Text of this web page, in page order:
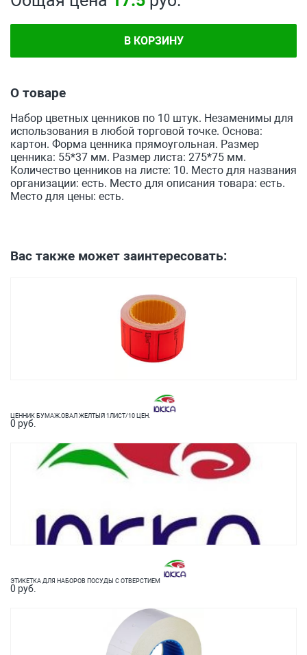
В КОРЗИНУ
О товаре
Набор цветных ценников по 10 штук. Незаменимы для
использования в любой торговой точке. Основа:
картон. Форма ценника прямоугольная. Размер
ценника: 55*37 мм. Размер листа: 275*75 мм.
Количество ценников на листе: 10. Место для названия
организации: есть. Место для описания товара: есть.
Место для цены: есть.
Вас также может заинтересовать:
ЦЕННИК БУМАЖ.ОВАЛ ЖЕЛТЫЙ 1ЛИСТ/10 ЦЕН.
0 руб.
ЭТИКЕТКА ДЛЯ НАБОРОВ ПОСУДЫ С ОТВЕРСТИЕМ
0 руб.